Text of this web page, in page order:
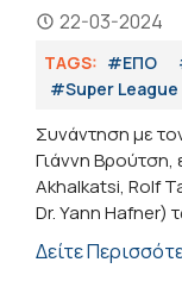
22-03-2024
TAGS: #ΕΠΟ
#Super League
Συνάντηση με
Γιάννη Βρούτση,
Akhalkatsi, Rolf
Dr. Yann Hafner)
Δείτε